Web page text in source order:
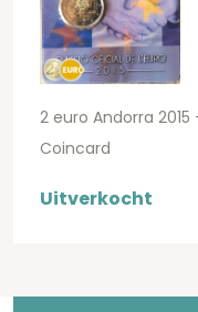
2 euro Andorra 2015
Coincard
Uitverkocht